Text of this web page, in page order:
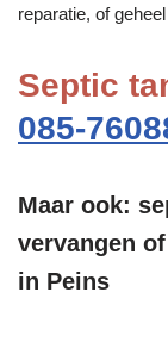
reparatie, of
Septic
085-
Maar ook:
vervangen
in Peins